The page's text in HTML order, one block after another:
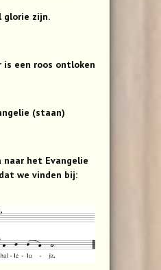
glorie zijn.
is een roos ontloken
(staan)
naar het Evangelie
we vinden bij: